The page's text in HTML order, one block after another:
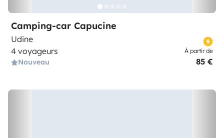
Camping-car Capucine
Udine
4 voyageurs
Nouveau
À partir de
85 €